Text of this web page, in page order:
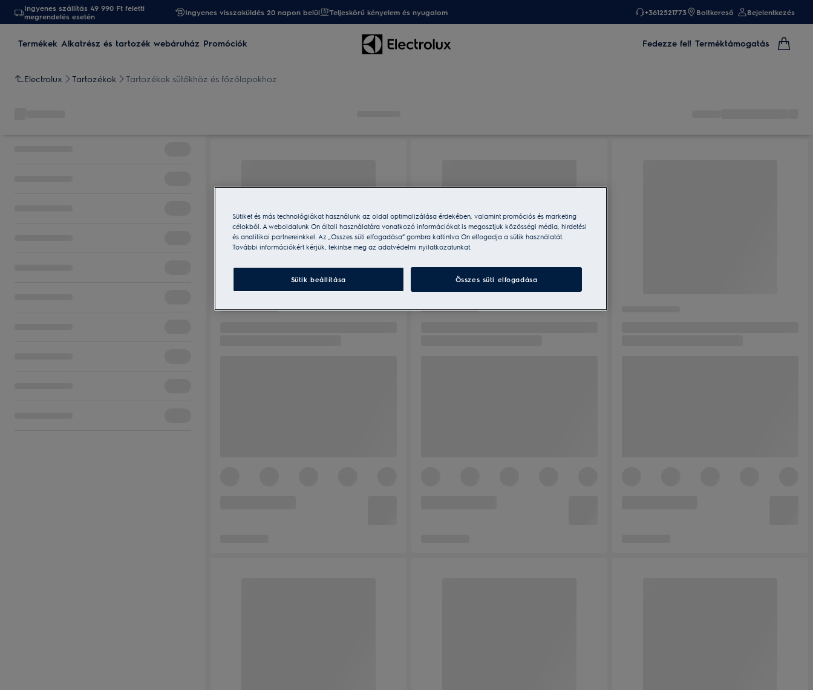
Ingyenes szállítás 49 990 Ft feletti
megrendelés esetén
Ingyenes visszaküldés 20 napon belül Teljeskörű kényelem és nyugalom +3612521773 Boltkereső Bejelentkezés
Termékek Alkatrész és tartozék webáruház Promóciók Fedezze fel! Terméktámogatás
Electrolux Tartozékok Tartozékok sütőkhöz és főzőlapokhoz
Sütiket és más technológiákat használunk az oldal optimalizálása érdekében, valamint promóciós és marketing
célokból. A weboldalunk Ön általi használatára vonatkozó információkat is megosztjuk közösségi média, hirdetési
és analitikai partnereinkkel. Az „Összes süti elfogadása” gombra kattintva Ön elfogadja a sütik használatát.
További információkért kérjük, tekintse meg az adatvédelmi nyilatkozatunkat.
Sütik beállítása Összes süti elfogadása